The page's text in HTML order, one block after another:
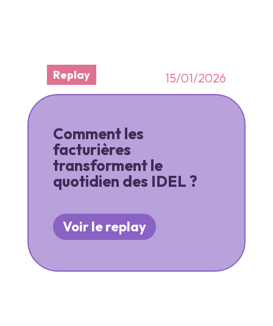
Comment les
facturières
transforment le
quotidien des IDEL ?
15/01/2026
Voir le replay
Replay